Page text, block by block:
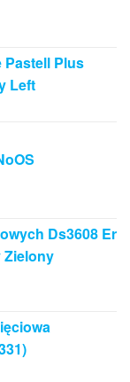
Pastell Plus
Left
Ds3608 Er
Zielony